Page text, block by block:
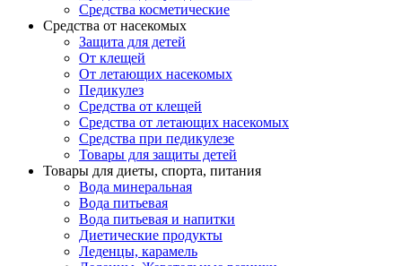
Средства косметические
Средства от насекомых
Защита для детей
От клещей
От летающих насекомых
Педикулез
Средства от клещей
Средства от летающих насекомых
Средства при педикулезе
Товары для защиты детей
Товары для диеты, спорта, питания
Вода минеральная
Вода питьевая
Вода питьевая и напитки
Диетические продукты
Леденцы, карамель